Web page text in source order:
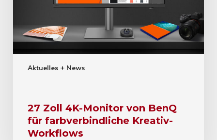
Aktuelles + News
27 Zoll 4K-Monitor von BenQ
für farbverbindliche Kreativ-
Workflows